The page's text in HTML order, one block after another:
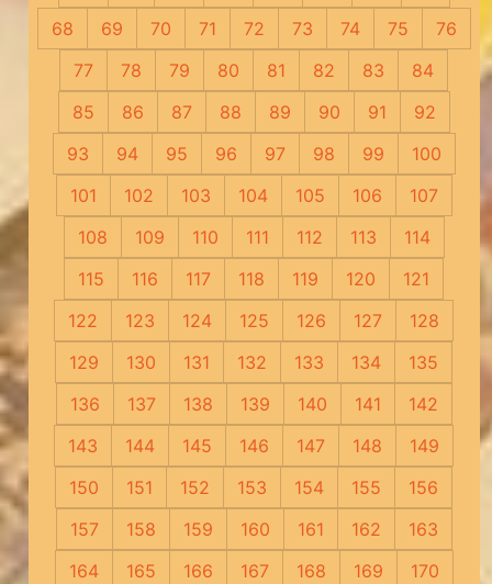
68
69 70 71 72 73 74 75
76
77
78 79 80 81 82 83
84
85
86 87 88 89 90 91
92
93
94 95 96 97 98 99
100
101
102 103 104 105 106
107
108
109 110 111 112 113
114
115
116 117 118 119 120
121
122
123 124 125 126 127
128
129
130 131 132 133 134
135
136
137 138 139 140 141
142
143
144 145 146 147 148
149
150
151 152 153 154 155
156
157
158 159 160 161 162
163
164
165 166 167 168 169
170